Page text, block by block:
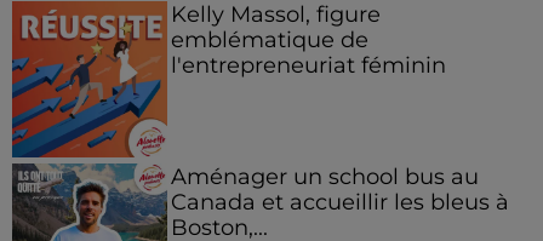
Kelly Massol, figure
emblématique de
l'entrepreneuriat féminin
Aménager un school bus au
Canada et accueillir les bleus à
Boston,...